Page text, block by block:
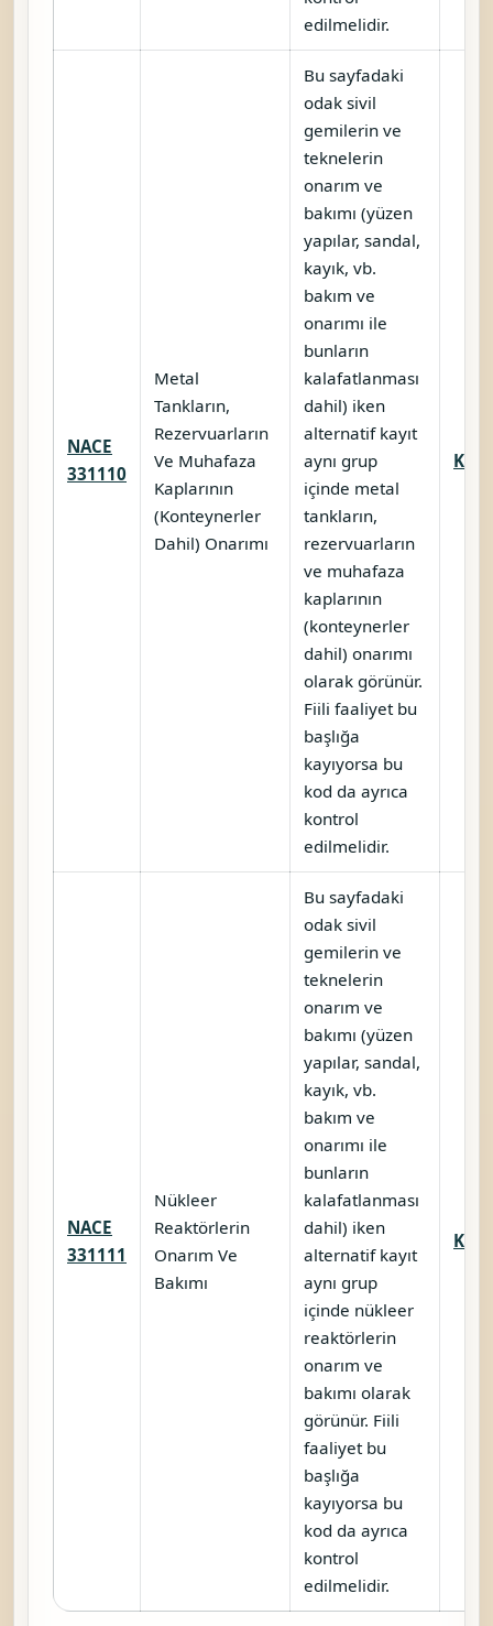
edilmelidir.
NACE
331110
Metal
Tankların,
Rezervuarların
Ve Muhafaza
Kaplarının
(Konteynerler
Dahil) Onarımı
Bu sayfadaki
odak sivil
gemilerin ve
teknelerin
onarım ve
bakımı (yüzen
yapılar, sandal,
kayık, vb.
bakım ve
onarımı ile
bunların
kalafatlanması
dahil) iken
alternatif kayıt
aynı grup
içinde metal
tankların,
rezervuarların
ve muhafaza
kaplarının
(konteynerler
dahil) onarımı
olarak görünür.
Fiili faaliyet bu
başlığa
kayıyorsa bu
kod da ayrıca
kontrol
edilmelidir.
NACE
331111
Nükleer
Reaktörlerin
Onarım Ve
Bakımı
Bu sayfadaki
odak sivil
gemilerin ve
teknelerin
onarım ve
bakımı (yüzen
yapılar, sandal,
kayık, vb.
bakım ve
onarımı ile
bunların
kalafatlanması
dahil) iken
alternatif kayıt
aynı grup
içinde nükleer
reaktörlerin
onarım ve
bakımı olarak
görünür. Fiili
faaliyet bu
başlığa
kayıyorsa bu
kod da ayrıca
kontrol
edilmelidir.